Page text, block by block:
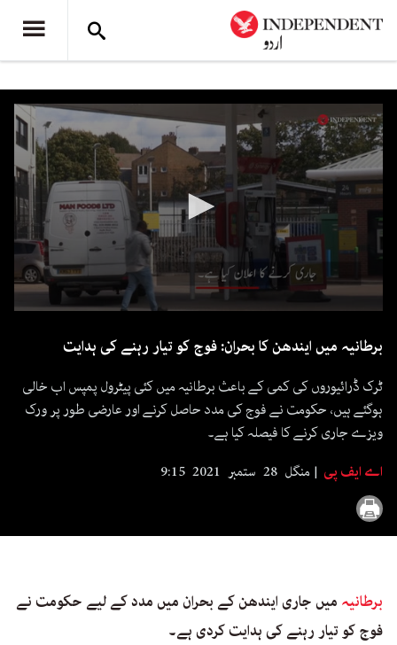
29
seconds
برطانیہ میں ایندھن کا بحران: فوج کو تیار رہنے کی ہدایت
ٹرک ڈرائیوروں کی کمی کے باعث برطانیہ میں کئی پیٹرول پمپس اب خالی
ہوگئے ہیں، حکومت نے فوج کی مدد حاصل کرنے اور عارضی طور پر ورک
ویزے جاری کرنے کا فیصلہ کیا ہے۔
اے ایف پی
منگل 28 ستمبر 2021 9:15
برطانیہ میں جاری ایندھن کے بحران میں مدد کے لیے حکومت نے
فوج کو تیار رہنے کی ہدایت کردی ہے۔